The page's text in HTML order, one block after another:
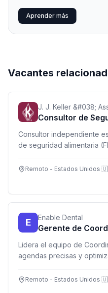
Aprender más
Vacantes
J. J. Keller &#038;
Consultor de
Consultor independiente
de seguridad alimentaria
Remoto - Estados Unidos
E Enable Dental
Gerente de
Lidera el equipo de
agendas precisas y
Remoto - Estados Unidos